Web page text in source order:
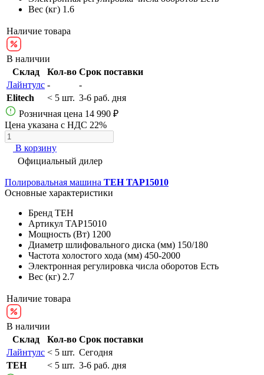
Вес (кг) 1.6
Наличие товара
В наличии
Склад
Кол-во Срок поставки
Лайнтулс -
-
Elitech
< 5 шт. 3-6 раб. дня
Розничная цена 14 990 ₽
Цена указана с НДС 22%
В корзину
Официальный дилер
Полировальная машина TEH TAP15010
Основные характеристики
Бренд TEH
Артикул TAP15010
Мощность (Вт) 1200
Диаметр шлифовального диска (мм) 150/180
Частота холостого хода (мм) 450-2000
Электронная регулировка числа оборотов Есть
Вес (кг) 2.7
Наличие товара
В наличии
Склад
Кол-во Срок поставки
Лайнтулс < 5 шт. Сегодня
TEH
< 5 шт. 3-6 раб. дня